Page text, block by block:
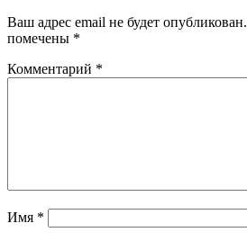
Ваш адрес email не будет опубликован.
помечены *
Комментарий *
Имя *